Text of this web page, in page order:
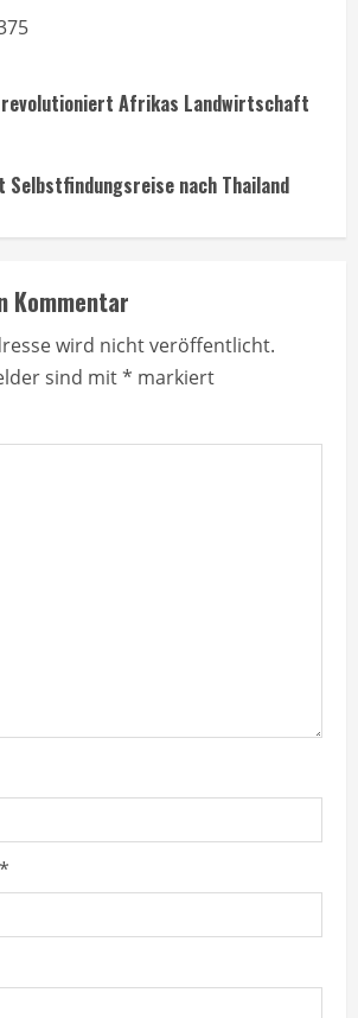
revolutioniert Afrikas Landwirtschaft
Selbstfindungsreise nach Thailand
Kommentar
wird nicht veröffentlicht.
sind mit* markiert
*